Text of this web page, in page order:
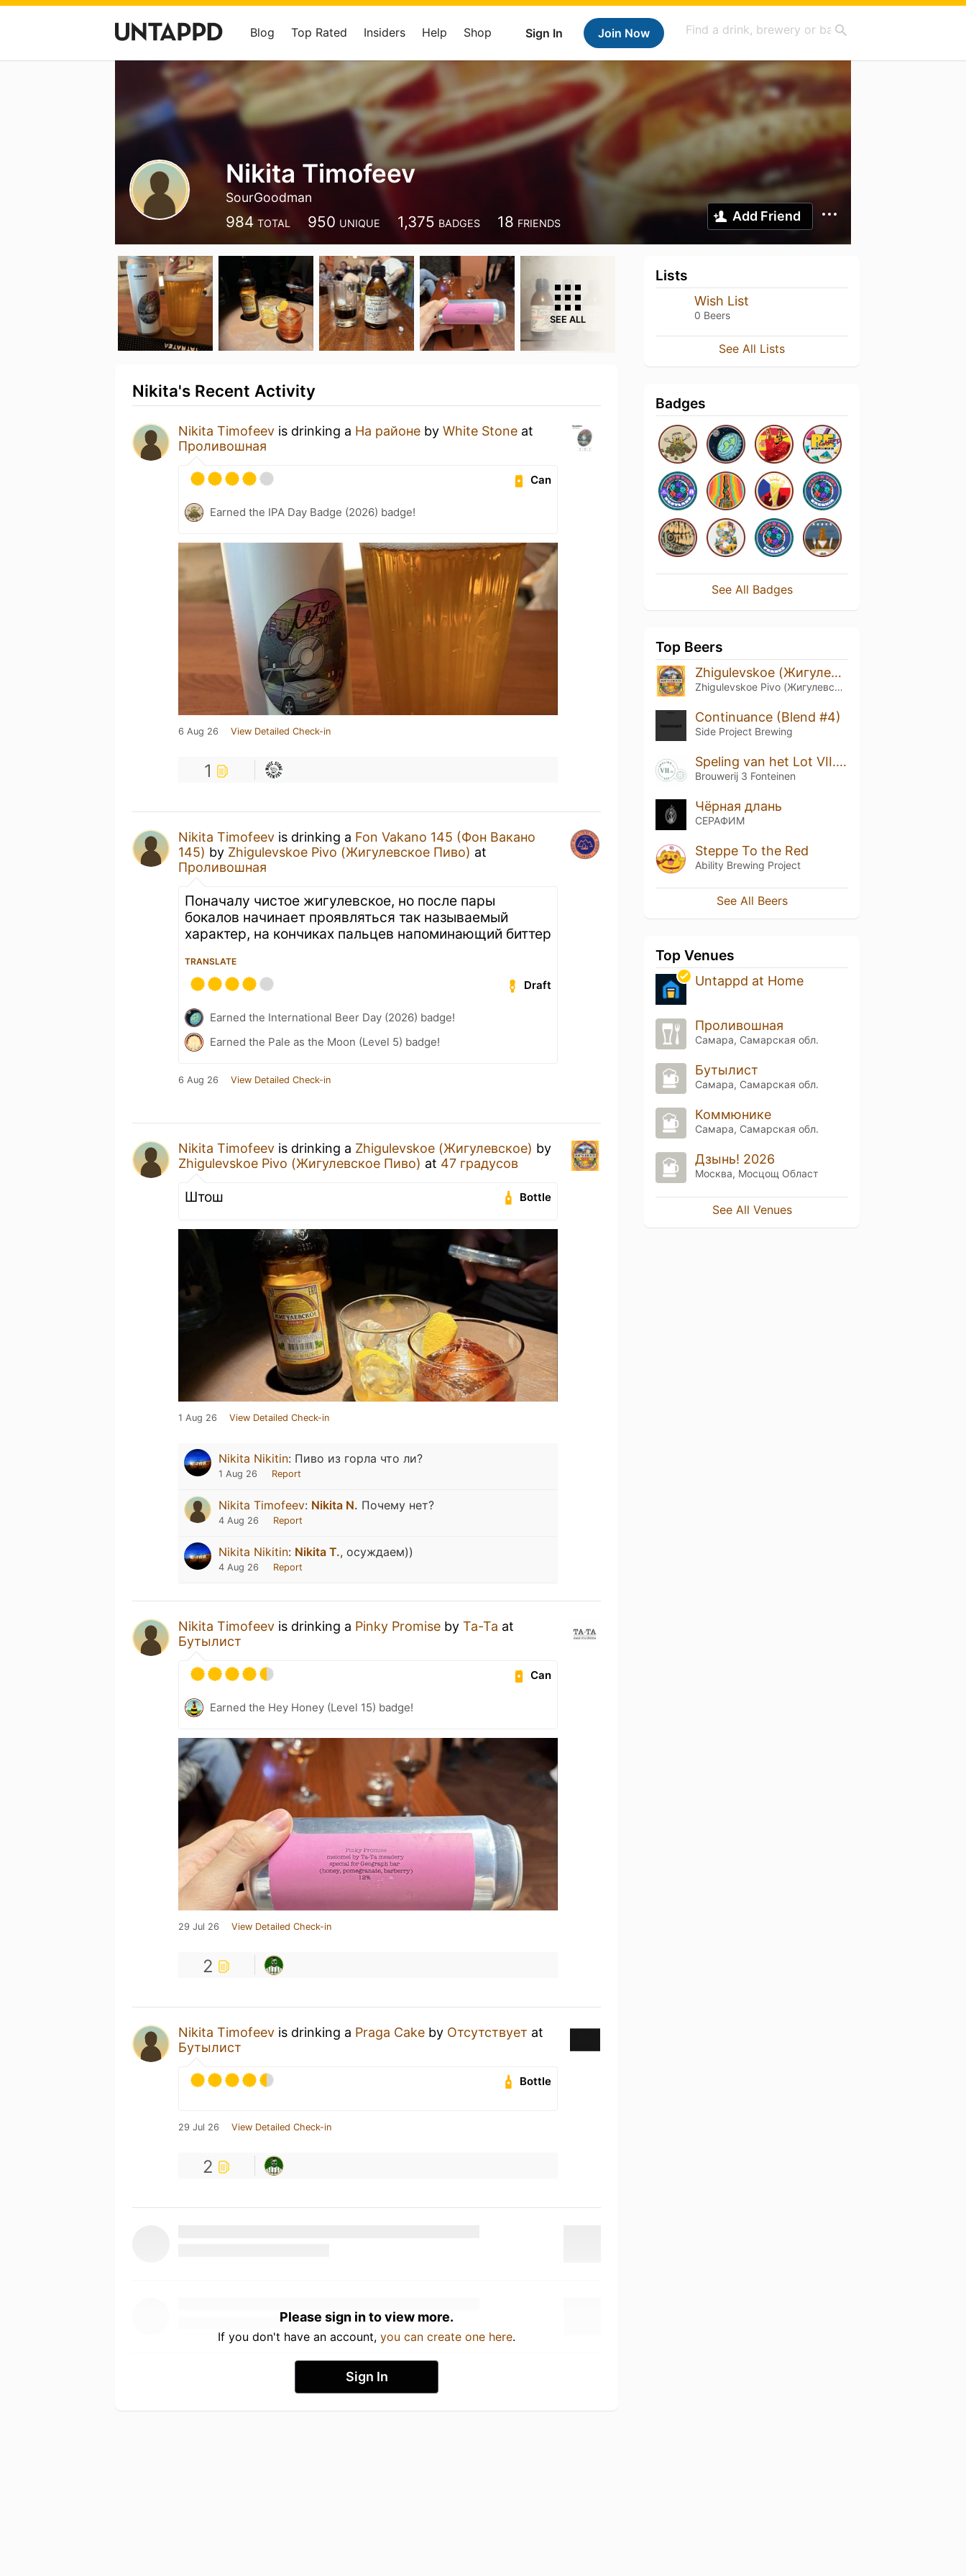
Sign In Join Now
Blog Top Rated Insiders Help Shop
Nikita Timofeev
SourGoodman
984 TOTAL 950 UNIQUE 1,375 BADGES 18 FRIENDS Add Friend
SEE ALL
Nikita's Recent Activity
Nikita Timofeev is drinking a На районе by White Stone at
Проливошная
Can
Earned the IPA Day Badge (2026) badge!
6 Aug 26 View Detailed Check-in
1
Nikita Timofeev is drinking a Fon Vakano 145 (Фон Вакано
145) by Zhigulevskoe Pivo (Жигулевское Пиво) at
Проливошная
Поначалу чистое жигулевское, но после пары
бокалов начинает проявляться так называемый
характер, на кончиках пальцев напоминающий биттер
TRANSLATE
Draft
Earned the International Beer Day (2026) badge!
Earned the Pale as the Moon (Level 5) badge!
6 Aug 26 View Detailed Check-in
Nikita Timofeev is drinking a Zhigulevskoe (Жигулевское) by
Zhigulevskoe Pivo (Жигулевское Пиво) at 47 градусов
Bottle
Штош
1 Aug 26 View Detailed Check-in
Nikita Nikitin: Пиво из горла что ли?
1 Aug 26 Report
Nikita Timofeev: Nikita N. Почему нет?
4 Aug 26 Report
Nikita Nikitin: Nikita T., осуждаем))
4 Aug 26 Report
Nikita Timofeev is drinking a Pinky Promise by Та-Та at
Бутылист
Can
Earned the Hey Honey (Level 15) badge!
29 Jul 26 View Detailed Check-in
2
Nikita Timofeev is drinking a Praga Cake by Отсутствует at
Бутылист
Bottle
29 Jul 26 View Detailed Check-in
2
Please sign in to view more.
If you don't have an account, you can create one here.
Sign In
Lists
Wish List
0 Beers
See All Lists
Badges
See All Badges
Top Beers
Zhigulevskoe (Жигулевское)
Zhigulevskoe Pivo (Жигулевское Пиво)
Continuance (Blend #4)
Side Project Brewing
Speling van het Lot VII.vi: Trosbes + Kriek – Blended & Alive
Brouwerij 3 Fonteinen
Чёрная длань
СЕРАФИМ
Steppe To the Red
Ability Brewing Project
See All Beers
Top Venues
Untappd at Home
Проливошная
Самара, Самарская обл.
Бутылист
Самара, Самарская обл.
Коммюнике
Самара, Самарская обл.
Дзынь! 2026
Москва, Мосцощ Област
See All Venues